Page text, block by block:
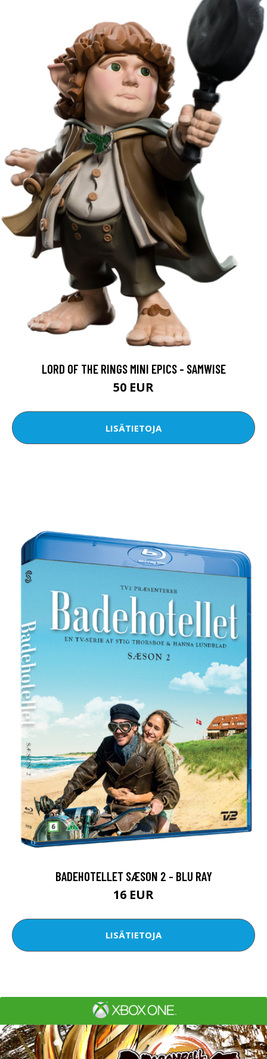
LORD OF THE RINGS MINI EPICS - SAMWISE
50 EUR
LISÄTIETOJA
BADEHOTELLET SÆSON 2 - BLU RAY
16 EUR
LISÄTIETOJA